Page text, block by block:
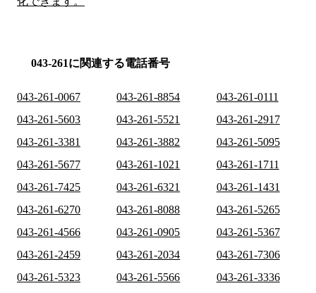
043-261に関連する電話番号
043-261-0067 043-261-8854
043-261-0111
043-261-5603
043-261-5521
043-261-2917
043-261-3381
043-261-3882
043-261-5095
043-261-5677
043-261-1021
043-261-1711
043-261-7425
043-261-6321
043-261-1431
043-261-6270
043-261-8088
043-261-5265
043-261-4566
043-261-0905
043-261-5367
043-261-2459
043-261-2034
043-261-7306
043-261-5323
043-261-5566
043-261-3336